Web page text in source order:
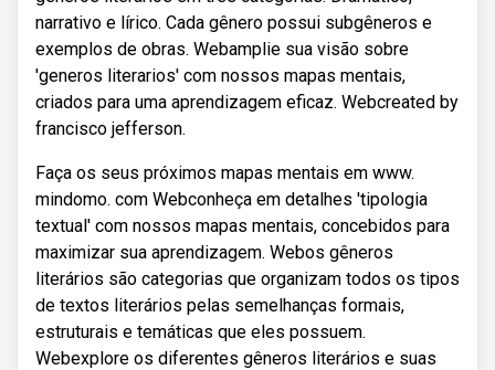
narrativo e lírico. Cada gênero possui subgêneros e
exemplos de obras. Webamplie sua visão sobre
'generos literarios' com nossos mapas mentais,
criados para uma aprendizagem eficaz. Webcreated by
francisco jefferson.
Faça os seus próximos mapas mentais em www.
mindomo. com Webconheça em detalhes 'tipologia
textual' com nossos mapas mentais, concebidos para
maximizar sua aprendizagem. Webos gêneros
literários são categorias que organizam todos os tipos
de textos literários pelas semelhanças formais,
estruturais e temáticas que eles possuem.
Webexplore os diferentes gêneros literários e suas